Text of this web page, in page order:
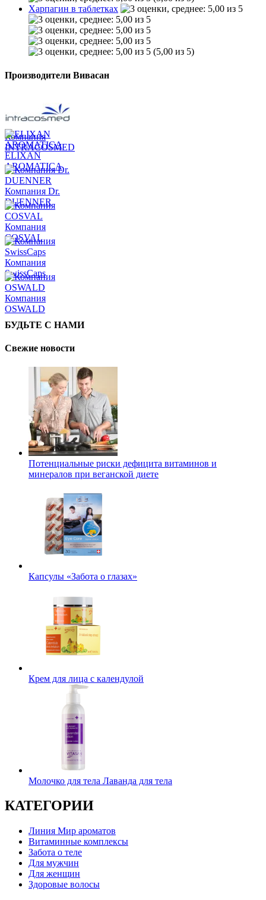
Харпагин в таблетках
(5,00 из 5)
Производители Вивасан
Компания
INTRACOSMED
ELIXAN
AROMATICA
Компания Dr.
DUENNER
Компания
COSVAL
Компания
SwissCaps
Компания
OSWALD
БУДЬТЕ С НАМИ
Свежие новости
Потенциальные риски дефицита витаминов и
минералов при веганской диете
Капсулы «Забота о глазах»
Крем для лица с календулой
Молочко для тела Лаванда для тела
КАТЕГОРИИ
Линия Мир ароматов
Витаминные комплексы
Забота о теле
Для мужчин
Для женщин
Здоровые волосы